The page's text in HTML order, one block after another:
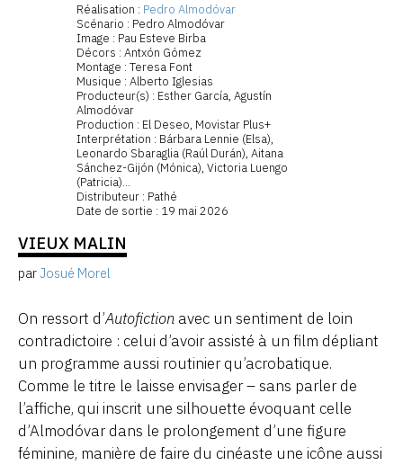
Réalisation : Pedro Almodóvar
Scénario : Pedro Almodóvar
Image : Pau Esteve Birba
Décors : Antxón Gómez
Montage : Teresa Font
Musique : Alberto Iglesias
Producteur(s) : Esther García, Agustín
Almodóvar
Production : El Deseo, Movistar Plus+
Interprétation : Bárbara Lennie (Elsa),
Leonardo Sbaraglia (Raúl Durán), Aitana
Sánchez-Gijón (Mónica), Victoria Luengo
(Patricia)...
Distributeur : Pathé
Date de sortie : 19 mai 2026
VIEUX MALIN
parJosué Morel
On ressort d’Autofiction avec un sentiment de loin
contradictoire : celui d’avoir assisté à un film dépliant
un programme aussi routinier qu’acrobatique.
Comme le titre le laisse envisager – sans parler de
l’affiche, qui inscrit une silhouette évoquant celle
d’Almodóvardans le prolongement d’une figure
féminine, manière de faire du cinéaste une icône aussi